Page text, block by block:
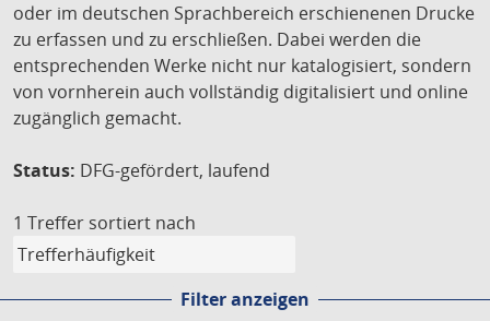
oder im deutschen Sprachbereich erschienenen Drucke
zu erfassen und zu erschließen. Dabei werden die
entsprechenden Werke nicht nur katalogisiert, sondern
von vornherein auch vollständig digitalisiert und online
zugänglich gemacht.
Status: DFG-gefördert, laufend
1 Treffer sortiert nach
Filter anzeigen